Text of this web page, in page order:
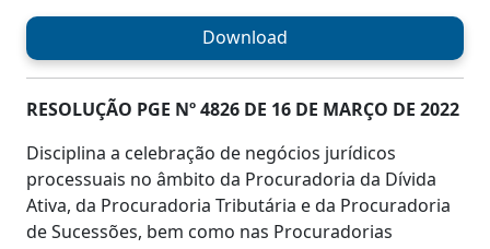
Download
RESOLUÇÃO PGE Nº 4826 DE 16 DE MARÇO DE 2022
Disciplina a celebração de negócios jurídicos
processuais no âmbito da Procuradoria da Dívida
Ativa, da Procuradoria Tributária e da Procuradoria
de Sucessões, bem como nas Procuradorias